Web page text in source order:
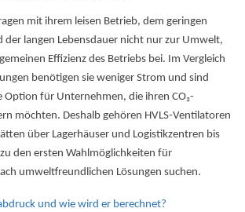
mit ihrem leisen Betrieb, dem geringen
der langen Lebensdauer nicht nur zur Umwelt,
Effizienz des Betriebs bei. Im Vergleich
benötigen sie weniger Strom und sind
Option für Unternehmen, die ihren CO₂-
möchten. Deshalb gehören HVLS-Ventilatoren
über Lagerhäuser und Logistikzentren bis
den ersten Wahlmöglichkeiten für
umweltfreundlichen Lösungen suchen.
und wie wird er berechnet?